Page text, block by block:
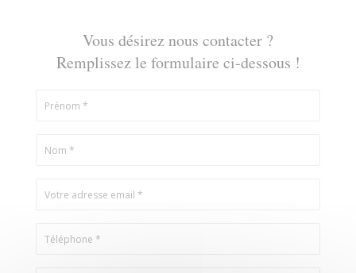
Vous désirez nous contacter ?
Remplissez le formulaire ci-dessous !